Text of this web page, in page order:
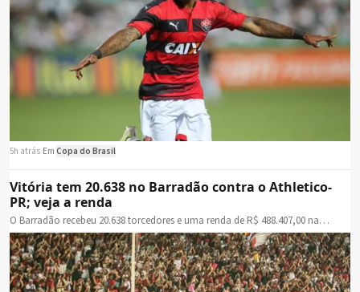
5h atrás Em Copa do Brasil
Vitória tem 20.638 no Barradão contra o Athletico-
PR; veja a renda
O Barradão recebeu 20.638 torcedores e uma renda de R$ 488.407,00 na…